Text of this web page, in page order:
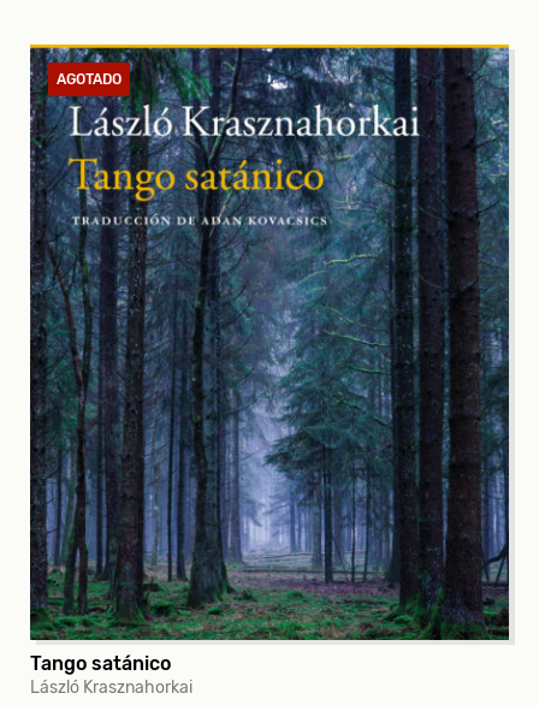
AGOTADO
Tango satánico
László Krasznahorkai